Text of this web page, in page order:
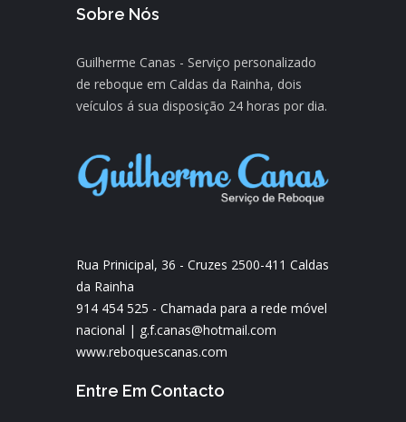
Sobre Nós
Guilherme Canas - Serviço personalizado
de reboque em Caldas da Rainha, dois
veículos á sua disposição 24 horas por dia.
Rua Prinicipal, 36 - Cruzes 2500-411 Caldas
da Rainha
914 454 525 - Chamada para a rede móvel
nacional | g.f.canas@hotmail.com
www.reboquescanas.com
Entre Em Contacto